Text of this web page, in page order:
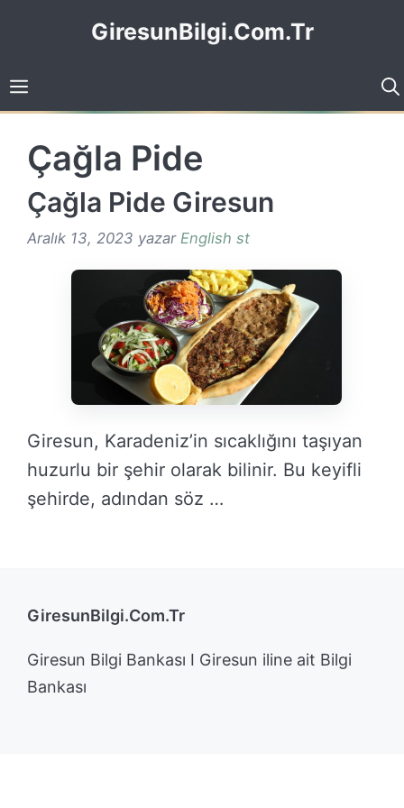
GiresunBilgi.Com.Tr
Çağla Pide
Çağla Pide Giresun
Aralık 13, 2023 yazar English st
Giresun, Karadeniz’in sıcaklığını taşıyan
huzurlu bir şehir olarak bilinir. Bu keyifli
şehirde, adından söz …
GiresunBilgi.Com.Tr
Giresun Bilgi Bankası I Giresun iline ait Bilgi
Bankası